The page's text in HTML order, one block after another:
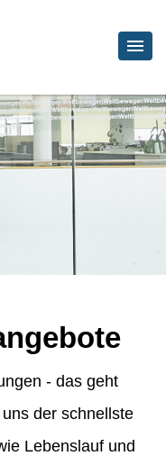
- das geht
der schnellste
Lebenslauf und